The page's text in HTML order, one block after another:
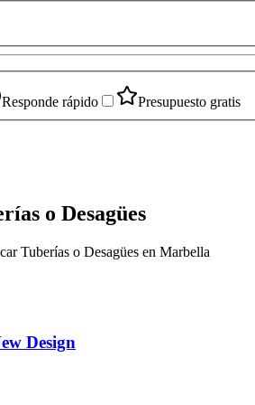
Responde rápido Presupuesto gratis
o Desagües
Tuberías o Desagües en Marbella
Design